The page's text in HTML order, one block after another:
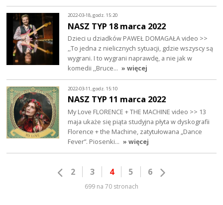
2022-03-18, godz. 15:20
NASZ TYP 18 marca 2022
Dzieci u dziadków PAWEŁ DOMAGAŁA video >>
,,To jedna z nielicznych sytuacji, gdzie wszyscy są
wygrani. I to wygrani naprawdę, a nie jak w
komedii ,,Bruce… » więcej
2022-03-11, godz. 15:10
NASZ TYP 11 marca 2022
My Love FLORENCE + THE MACHINE video >> 13
maja ukaże się piąta studyjna płyta w dyskografii
Florence + the Machine, zatytułowana „Dance
Fever”. Piosenki… » więcej
2 3 4 5 6
699 na 70 stronach